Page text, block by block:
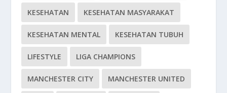
KESEHATAN KESEHATAN MASYARAKAT
KESEHATAN MENTAL KESEHATAN TUBUH
LIFESTYLE LIGA CHAMPIONS
MANCHESTER CITY MANCHESTER UNITED